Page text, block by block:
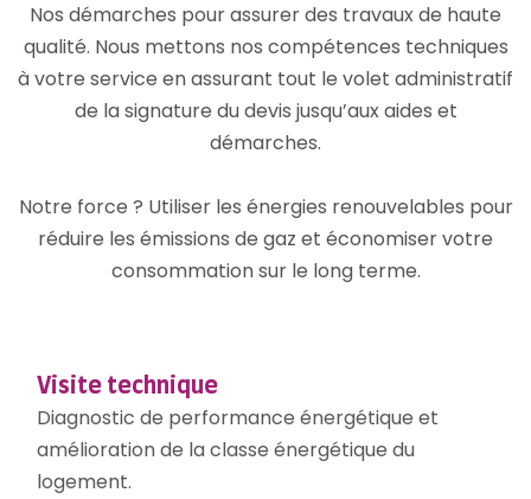
Nos démarches pour assurer des travaux de haute
qualité. Nous mettons nos compétences techniques
à votre service en assurant tout le volet administratif
de la signature du devis jusqu’aux aides et
démarches.
Notre force ? Utiliser les énergies renouvelables pour
réduire les émissions de gaz et économiser votre
consommation sur le long terme.
Visite technique
Diagnostic de performance énergétique et
amélioration de la classe énergétique du
logement.